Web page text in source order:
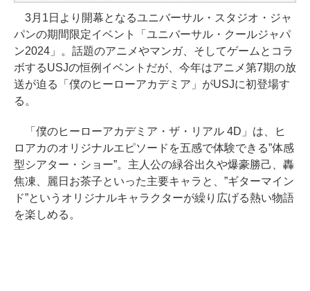
3月1日より開幕となるユニバーサル・スタジオ・ジャ
パンの期間限定イベント「ユニバーサル・クールジャパ
ン2024」。話題のアニメやマンガ、そしてゲームとコラ
ボするUSJの恒例イベントだが、今年はアニメ第7期の放
送が迫る「僕のヒーローアカデミア」がUSJに初登場す
る。
「僕のヒーローアカデミア・ザ・リアル 4D」は、ヒ
ロアカのオリジナルエピソードを五感で体験できる”体感
型シアター・ショー”。主人公の緑谷出久や爆豪勝己、轟
焦凍、麗日お茶子といった主要キャラと、”ギターマイン
ド”というオリジナルキャラクターが繰り広げる熱い物語
を楽しめる。